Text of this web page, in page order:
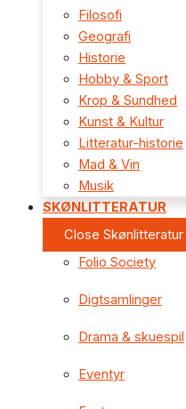
Filosofi
Geografi
Historie
Hobby & Sport
Krop & Sundhed
Kunst & Kultur
Litteratur-historie
Mad & Vin
Musik
SKØNLITTERATUR
Close Skønlitteratur
Folio Society
Digtsamlinger
Drama & skuespil
Eventyr